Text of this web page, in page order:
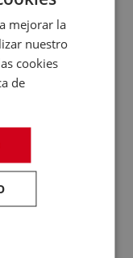
mejorar la
nuestro
cookies
de